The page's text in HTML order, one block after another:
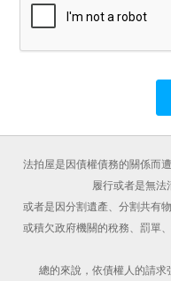
法拍屋是因債權債務的關係而
履行或者是無法
或者是因分割遺產、分割共有
或積欠政府機關的稅務、罰單
總的來說，依債權人的請求